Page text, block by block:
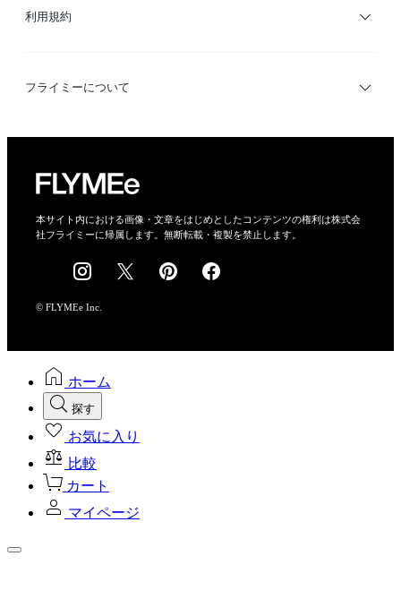
利用規約
利用規約
フライミーについて
会社概要
採用情報
本サイト内における画像・文章をはじめとしたコンテンツの権利は株式会
社フライミーに帰属します。無断転載・複製を禁止します。
© FLYMEe Inc.
ホーム
探す
お気に入り
比較
カート
マイページ